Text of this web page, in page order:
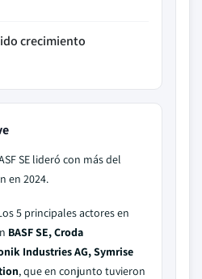
crecimiento
SE lideró con más del
en 2024.
5 principales actores en
BASF SE, Croda
Industries AG, Symrise
, que en conjunto tuvieron